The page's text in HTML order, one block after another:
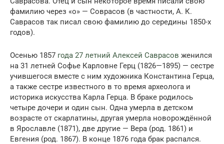
фамилию через «о» — Соврасов (в частности, А. К.
Саврасов так писал свою фамилию до середины 1850-х
годов).
Осенью 1857 года 27 летний Алексей Саврасов женился
на 31 летней Софье Карловне Герц (1826—1895) — сестре
учившегося вместе с ним художника Константина Герца,
а также сестре известного в то время археолога и
историка искусства Карла Герца. В браке родилось
четыре дочери и один сын. Одна умерла в детском
возрасте от скарлатины, другая умерла новорождённой
в Ярославле (1871), две другие — Вера (род. 1861) и
Евгения (род. 1867). В конце 1876 года брак распался.